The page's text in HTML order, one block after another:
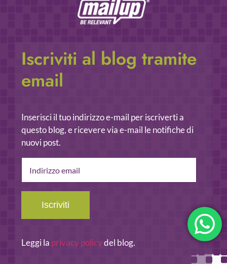
Iscriviti al blog tramite
email
Inserisci il tuo indirizzo e-mail per iscriverti a
questo blog, e ricevere via e-mail le notifiche di
nuovi post.
email
Iscriviti
Leggi la privacy policydel blog.